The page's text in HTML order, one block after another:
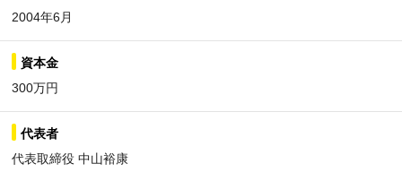
2004年6月
資本金
300万円
代表者
代表取締役 中山裕康